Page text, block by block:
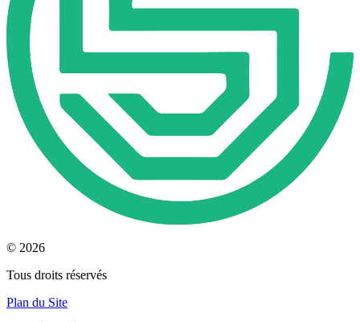
© 2026
Tous droits réservés
Plan du Site